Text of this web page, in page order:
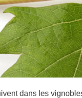
dans les